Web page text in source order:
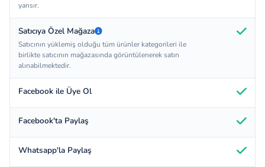
yansır.
Satıcıya Özel Mağaza
Satıcının yüklemiş olduğu tüm ürünler kategorileri ile
birlikte satıcının mağazasında görüntülenerek satın
alınabilmektedir.
Facebook ile Üye Ol
Facebook'ta Paylaş
Whatsapp'la Paylaş